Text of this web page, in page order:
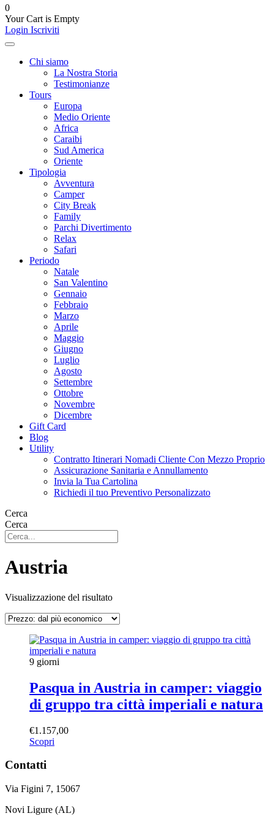
0
Your Cart is Empty
Login Iscriviti
Chi siamo
La Nostra Storia
Testimonianze
Tours
Europa
Medio Oriente
Africa
Caraibi
Sud America
Oriente
Tipologia
Avventura
Camper
City Break
Family
Parchi Divertimento
Relax
Safari
Periodo
Natale
San Valentino
Gennaio
Febbraio
Marzo
Aprile
Maggio
Giugno
Luglio
Agosto
Settembre
Ottobre
Novembre
Dicembre
Gift Card
Blog
Utility
Contratto Itinerari Nomadi Cliente Con Mezzo Proprio
Assicurazione Sanitaria e Annullamento
Invia la Tua Cartolina
Richiedi il tuo Preventivo Personalizzato
Cerca
Cerca
Austria
Visualizzazione del risultato
9 giorni
Pasqua in Austria in camper: viaggio
di gruppo tra città imperiali e natura
€1.157,00
Scopri
Contatti
Via Figini 7, 15067
Novi Ligure (AL)